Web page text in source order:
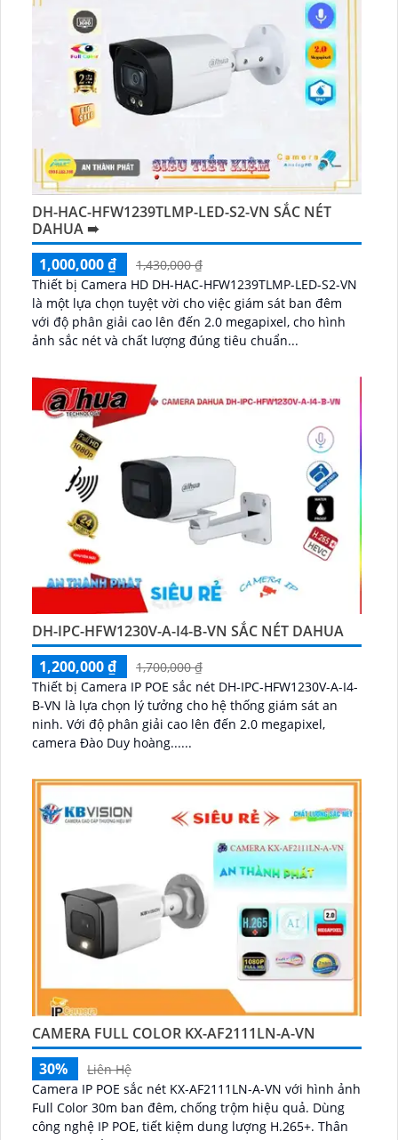
DH-HAC-HFW1239TLMP-LED-S2-VN SẮC NÉT
DAHUA ➠
1,000,000 ₫
1,430,000 ₫
Thiết bị Camera HD DH-HAC-HFW1239TLMP-LED-S2-VN
là một lựa chọn tuyệt vời cho việc giám sát ban đêm
với độ phân giải cao lên đến 2.0 megapixel, cho hình
ảnh sắc nét và chất lượng đúng tiêu chuẩn...
DH-IPC-HFW1230V-A-I4-B-VN SẮC NÉT DAHUA
1,200,000 ₫
1,700,000 ₫
Thiết bị Camera IP POE sắc nét DH-IPC-HFW1230V-A-I4-
B-VN là lựa chọn lý tưởng cho hệ thống giám sát an
ninh. Với độ phân giải cao lên đến 2.0 megapixel,
camera Đào Duy hoàng......
CAMERA FULL COLOR KX-AF2111LN-A-VN
30%
Liên Hệ
Camera IP POE sắc nét KX-AF2111LN-A-VN với hình ảnh
Full Color 30m ban đêm, chống trộm hiệu quả. Dùng
công nghệ IP POE, tiết kiệm dung lượng H.265+. Thân